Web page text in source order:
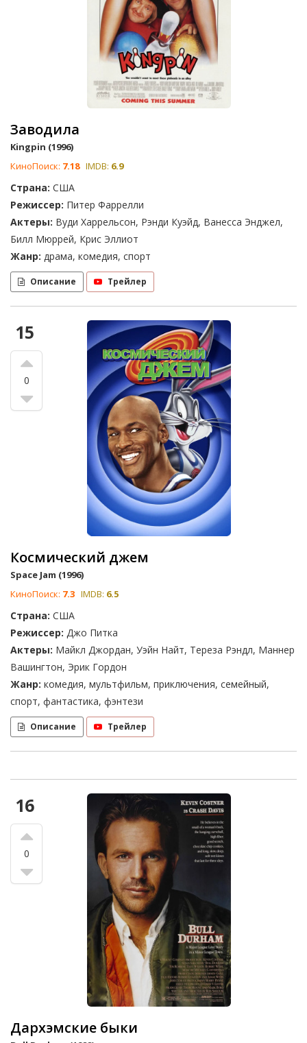
Заводила
Kingpin (1996)
КиноПоиск: 7.18 IMDB: 6.9
Страна: США
Режиссер: Питер Фаррелли
Актеры: Вуди Харрельсон, Рэнди Куэйд, Ванесса Энджел,
Билл Мюррей, Крис Эллиот
Жанр: драма, комедия, спорт
Описание Трейлер
15
0
Космический джем
Space Jam (1996)
КиноПоиск: 7.3 IMDB: 6.5
Страна: США
Режиссер: Джо Питка
Актеры: Майкл Джордан, Уэйн Найт, Тереза Рэндл, Маннер
Вашингтон, Эрик Гордон
Жанр: комедия, мультфильм, приключения, семейный,
спорт, фантастика, фэнтези
Описание Трейлер
16
0
Дархэмские быки